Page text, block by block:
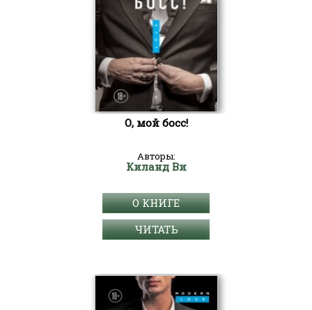
О, мой босс!
Авторы:
Киланд Ви
О КНИГЕ
ЧИТАТЬ